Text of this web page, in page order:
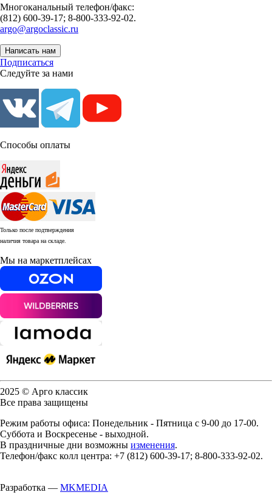
Многоканальный телефон/факс:
(812) 600-39-17; 8-800-333-92-02.
argo@argoclassic.ru
Написать нам
Подписаться
Следуйте за нами
Способы оплаты
Только после подтверждения
наличия товара на складе.
Мы на маркетплейсах
2025 © Арго классик
Все права защищены
Режим работы офиса: Понедельник - Пятница с 9-00 до 17-00.
Суббота и Воскресенье - выходной.
В праздничные дни возможны изменения.
Телефон/факс колл центра: +7 (812) 600-39-17; 8-800-333-92-02.
Разработка — MKMEDIA